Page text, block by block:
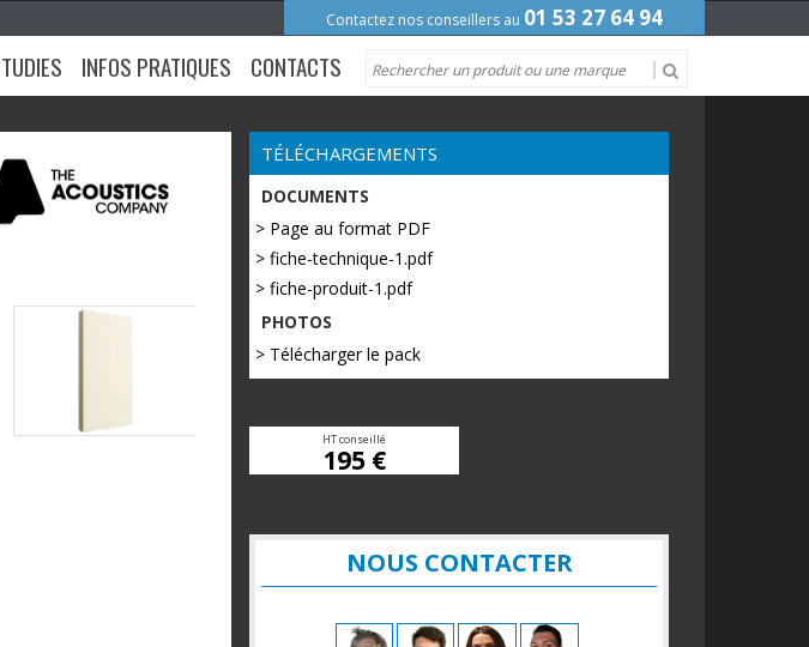
Contactez nos conseillers au 01 53 27 64 94
INFOS PRATIQUES CONTACTS
TÉLÉCHARGEMENTS
DOCUMENTS
> Page au format PDF
> fiche-technique-1.pdf
> fiche-produit-1.pdf
PHOTOS
> Télécharger le pack
HT conseillé
195 €
NOUS CONTACTER